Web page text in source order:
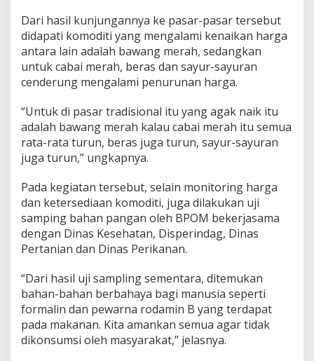
b
u
t
u
a
P
o
k
k
Dari hasil kunjungannya ke pasar-pasar tersebut
didapati komoditi yang mengalami kenaikan harga
antara lain adalah bawang merah, sedangkan
untuk cabai merah, beras dan sayur-sayuran
cenderung mengalami penurunan harga.
“Untuk di pasar tradisional itu yang agak naik itu
adalah bawang merah kalau cabai merah itu semua
rata-rata turun, beras juga turun, sayur-sayuran
juga turun,” ungkapnya.
Pada kegiatan tersebut, selain monitoring harga
dan ketersediaan komoditi, juga dilakukan uji
samping bahan pangan oleh BPOM bekerjasama
dengan Dinas Kesehatan, Disperindag, Dinas
Pertanian dan Dinas Perikanan.
“Dari hasil uji sampling sementara, ditemukan
bahan-bahan berbahaya bagi manusia seperti
formalin dan pewarna rodamin B yang terdapat
pada makanan. Kita amankan semua agar tidak
dikonsumsi oleh masyarakat,” jelasnya.